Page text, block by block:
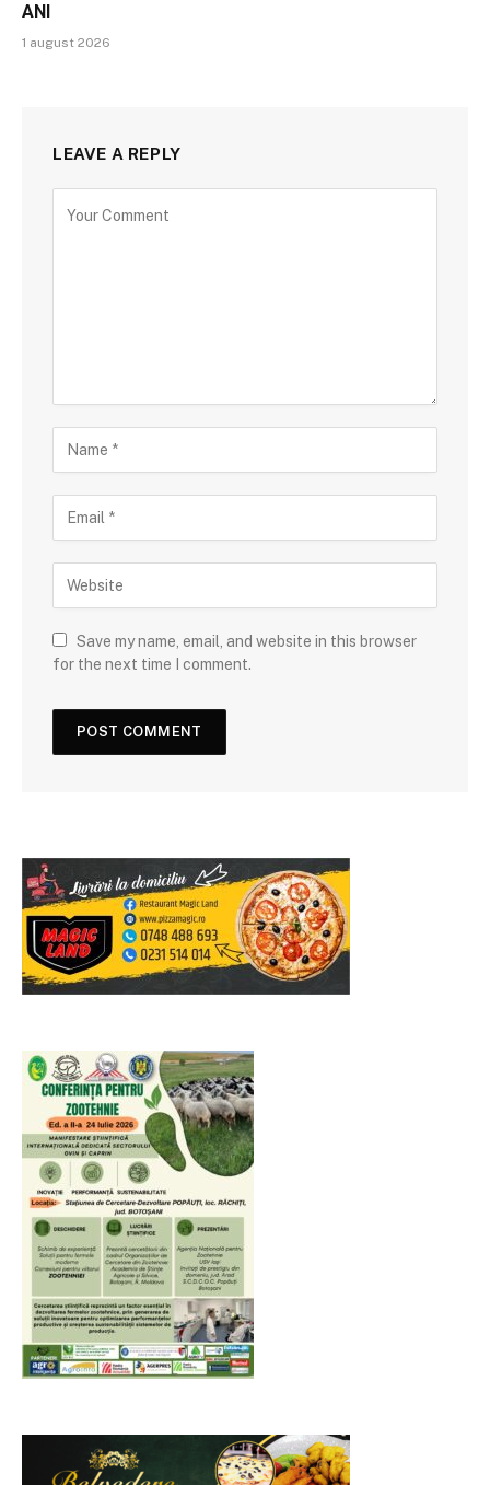
ANI
1 august 2026
LEAVE A REPLY
Save my name, email, and website in this browser
for the next time I comment.